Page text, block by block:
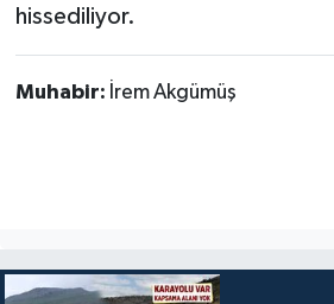
hissediliyor.
Muhabir: İrem Akgümüş